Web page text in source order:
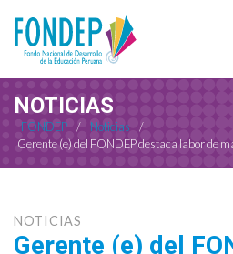
NOTICIAS
FONDEP / Noticias
/
Gerente (e) del FONDEP destaca labor de
NOTICIAS
Gerente (e) del